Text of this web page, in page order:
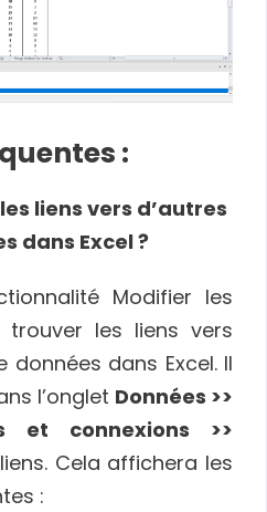
:
liens vers d’autres
dans Excel ?
Modifier les
trouver les liens vers
données dans Excel. Il
l’onglet Données >>
et connexions >>
Cela affichera les
: